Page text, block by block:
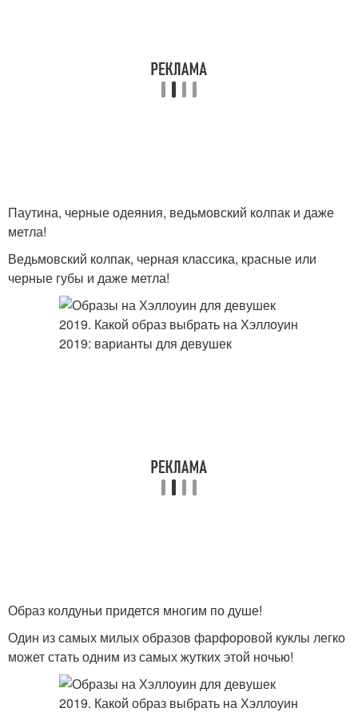
Паутина, черные одеяния, ведьмовский колпак и даже
метла!
Ведьмовский колпак, черная классика, красные или
черные губы и даже метла!
Образ колдуньи придется многим по душе!
Один из самых милых образов фарфоровой куклы легко
может стать одним из самых жутких этой ночью!